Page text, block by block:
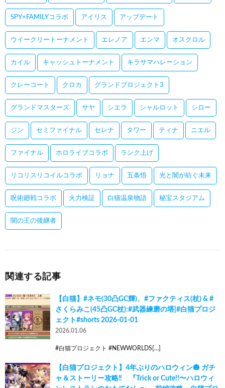
SPY×FAMILYコラボ アイリス アップデート
ウイークリートーナメント エレノア エンマ オスクロル
カイル キャッシュトーナメント キラサマハレーション
クレーコート クロカ グランドプロジェクト3
グランドマスターズ サヤ シエラ シャルロット シロー
ジン セミファイナル セレナ タワー ティナ ニエル
ファイナル ホロライブコラボ ランク上げ
リコリスリコイルコラボ リョナ 五条悟 光と闇が紡ぐ未来
呪術廻戦コラボ 火力検証 白猫温泉物語 秘宝スタジアム
闇の王の後継者
関連する記事
【白猫】#ネモ(30凸GC輝)、#ファクティス(杖) & #
さくらみこ(45凸GC杖):#武器練磨の塔|#白猫プロジ
ェクト#shorts 2026-01-01
2026.01.06
#白猫プロジェクト #NEWWORLDS[…]
【白猫プロジェクト】4年ぶりのハロウィン🎃 ガチ
ャ＆ストーリー攻略‼ 『Trick or Cute!!〜ハロウィ